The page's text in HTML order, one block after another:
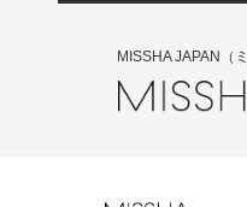
MISSHA JAPAN（